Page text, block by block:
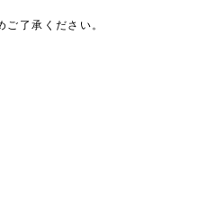
了承ください。